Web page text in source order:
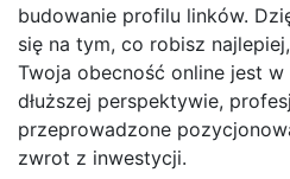
budowanie profilu linków.
się na tym, co robisz
Twoja obecność online jest
dłuższej perspektywie,
przeprowadzone
zwrot z inwestycji.